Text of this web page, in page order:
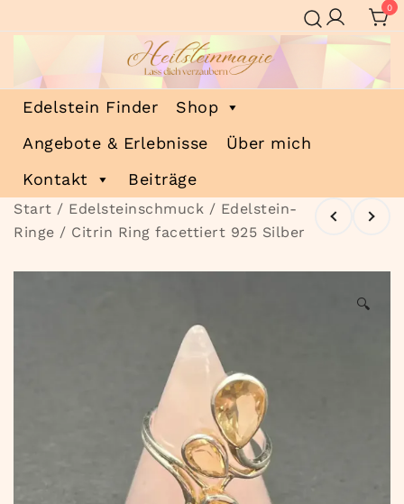
Inhalt
0
Heilsteinmagie
Lass dich verzaubern
Edelstein Finder
Shop
Angebote & Erlebnisse
Über mich
Kontakt
Beiträge
Start / Edelsteinschmuck / Edelstein-
Ringe / Citrin Ring facettiert 925 Silber
🔍